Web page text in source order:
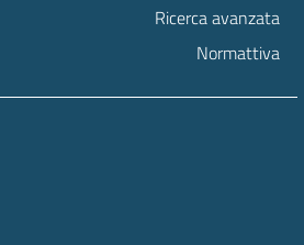
Ricerca avanzata
Normattiva